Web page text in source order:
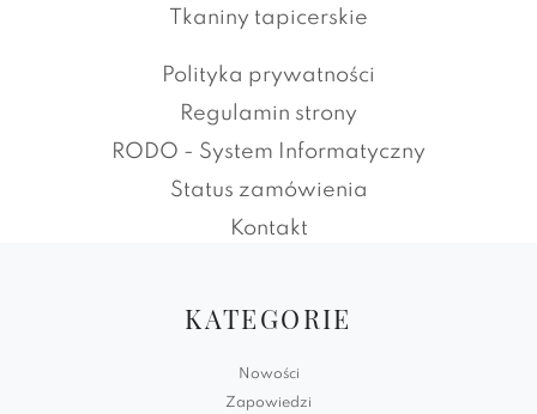
Tkaniny tapicerskie
Polityka prywatności
Regulamin strony
RODO - System Informatyczny
Status zamówienia
Kontakt
KATEGORIE
Nowości
Zapowiedzi